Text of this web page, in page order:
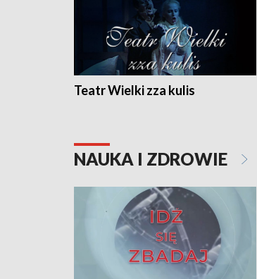
Teatr Wielki zza kulis
NAUKA I ZDROWIE